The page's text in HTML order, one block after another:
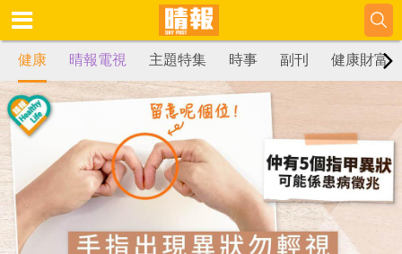
健康 晴報電視 主題特集 時事 副刊 健康財富